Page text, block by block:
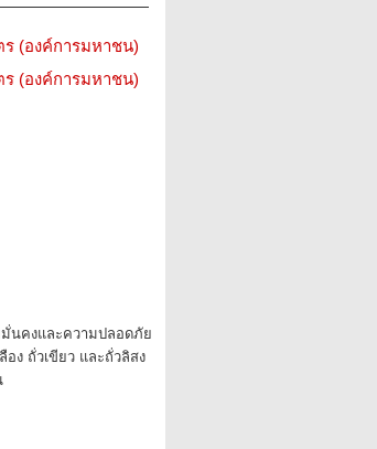
(องค์การมหาชน)
(องค์การมหาชน)
นคงและความปลอดภัย
อง ถั่วเขียว และถั่วลิสง